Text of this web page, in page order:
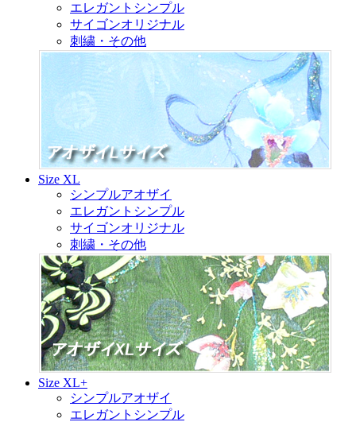
エレガントシンプル
サイゴンオリジナル
刺繍・その他
Size XL
シンプルアオザイ
エレガントシンプル
サイゴンオリジナル
刺繍・その他
Size XL+
シンプルアオザイ
エレガントシンプル